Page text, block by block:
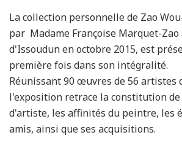
La collection personnelle de Zao
par Madame Françoise Marquet-
d'Issoudun en octobre 2015, est
première fois dans son intégralité.
Réunissant 90 œuvres de 56 artistes
l'exposition retrace la constitution
d'artiste, les affinités du peintre, les
amis, ainsi que ses acquisitions.